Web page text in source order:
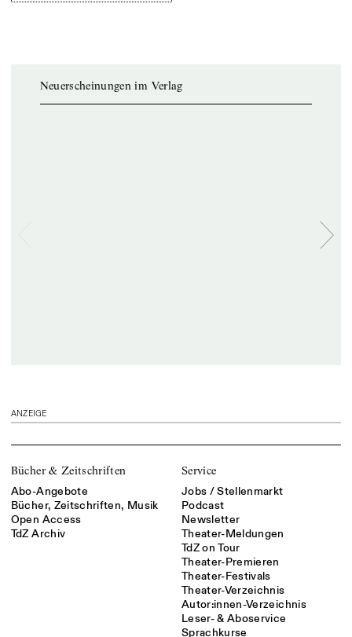
Neuerscheinungen im Verlag
ANZEIGE
Bücher & Zeitschriften
Abo-Angebote
Bücher, Zeitschriften, Musik
Open Access
TdZ Archiv
Service
Jobs / Stellenmarkt
Podcast
Newsletter
Theater-Meldungen
TdZ on Tour
Theater-Premieren
Theater-Festivals
Theater-Verzeichnis
Autor:innen-Verzeichnis
Leser- & Aboservice
Sprachkurse